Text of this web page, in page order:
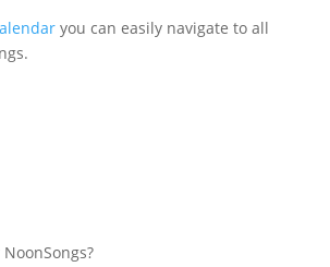
you can easily navigate to all